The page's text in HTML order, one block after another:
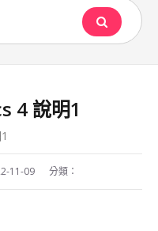
4 說明1
11-09 分類：